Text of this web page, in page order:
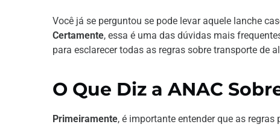
Você já se perguntou se pode levar aquele lanche
Certamente, essa é uma das dúvidas mais
para esclarecer todas as regras sobre transporte de
O Que Diz a ANAC
Primeiramente, é importante entender que as